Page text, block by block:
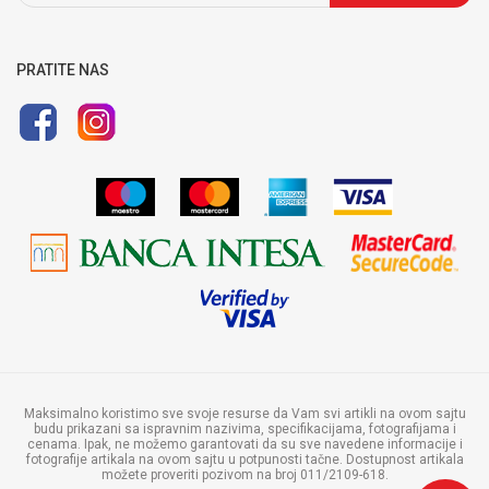
Uputstvo za online kupovinu
PRATITE NAS
Maksimalno koristimo sve svoje resurse da Vam svi artikli na ovom sajtu
budu prikazani sa ispravnim nazivima, specifikacijama, fotografijama i
cenama. Ipak, ne možemo garantovati da su sve navedene informacije i
fotografije artikala na ovom sajtu u potpunosti tačne. Dostupnost artikala
možete proveriti pozivom na broj 011/2109-618.